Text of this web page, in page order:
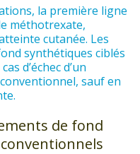
la première ligne
méthotrexate,
cutanée. Les
synthétiques ciblés
d’échec d’un
sauf en
de fond